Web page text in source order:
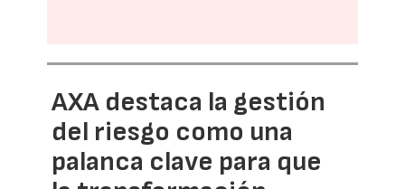
AXA destaca la gestión
del riesgo como una
palanca clave para que